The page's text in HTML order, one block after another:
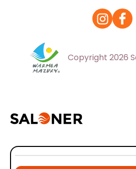
Copyright 2026